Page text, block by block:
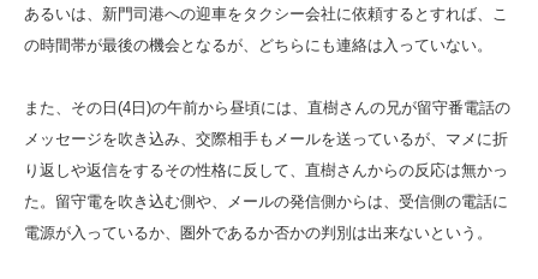
あるいは、新門司港への迎車をタクシー会社に依頼するとすれば、こ
の時間帯が最後の機会となるが、どちらにも連絡は入っていない。
また、その日(4日)の午前から昼頃には、直樹さんの兄が留守番電話の
メッセージを吹き込み、交際相手もメールを送っているが、マメに折
り返しや返信をするその性格に反して、直樹さんからの反応は無かっ
た。留守電を吹き込む側や、メールの発信側からは、受信側の電話に
電源が入っているか、圏外であるか否かの判別は出来ないという。